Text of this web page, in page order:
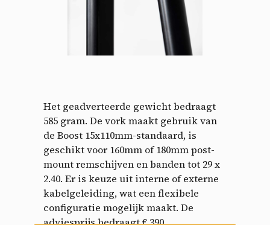
Het geadverteerde gewicht bedraagt
585 gram. De vork maakt gebruik van
de Boost 15x110mm-standaard, is
geschikt voor 160mm of 180mm post-
mount remschijven en banden tot 29 x
2.40. Er is keuze uit interne of externe
kabelgeleiding, wat een flexibele
configuratie mogelijk maakt. De
adviesprijs bedraagt € 390.
By allowing these third party services, you accept their
cookies and the use of tracking technologies necessary for
Videos
Video sharing services help to add rich media on the
site and increase its visibility.